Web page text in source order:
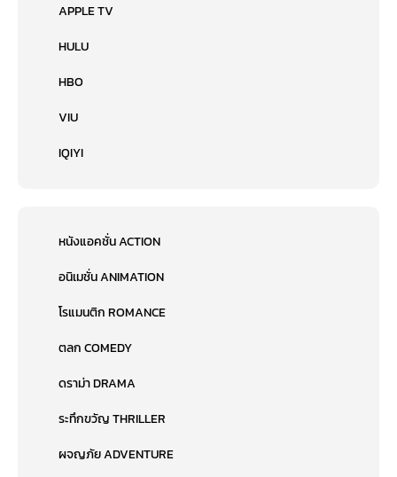
APPLE TV
HULU
HBO
VIU
IQIYI
หนังแอคชั่น ACTION
อนิเมชั่น ANIMATION
โรแมนติก ROMANCE
ตลก COMEDY
ดราม่า DRAMA
ระทึกขวัญ THRILLER
ผจญภัย ADVENTURE